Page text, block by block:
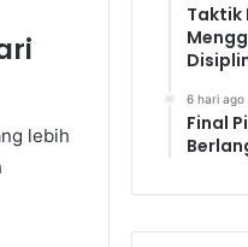
lebih
Taktik
6 hari ago
Final